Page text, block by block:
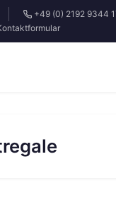
+49 (0) 2192 9344